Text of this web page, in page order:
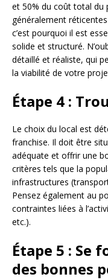
et 50% du coût total du
généralement
c’est pourquoi il est
solide et structuré.
détaillé et réaliste, qui
la viabilité de votre
Étape 4 :
Le choix du local est
franchise. Il doit être
adéquate et offrir une
critères tels que la
infrastructures
Pensez également au
contraintes liées à
etc.).
Étape 5 : Se
des bonnes